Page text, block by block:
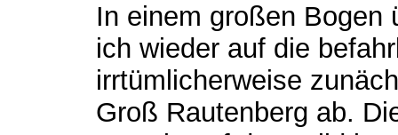
In einem großen Bogen
ich wieder auf die
irrtümlicherweise
Groß Rautenberg ab.